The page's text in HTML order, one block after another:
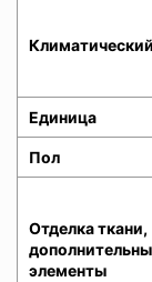
Единица
Пол
Отделка ткани,
элементы